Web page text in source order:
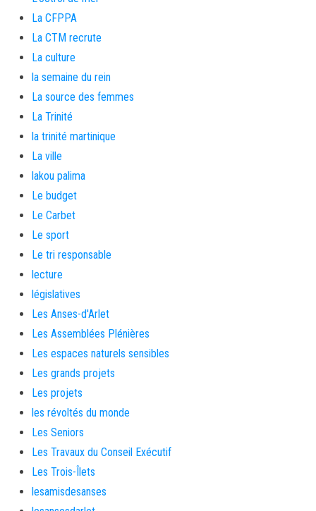
La CFPPA
La CTM recrute
La culture
la semaine du rein
La source des femmes
La Trinité
la trinité martinique
La ville
lakou palima
Le budget
Le Carbet
Le sport
Le tri responsable
lecture
législatives
Les Anses-d'Arlet
Les Assemblées Plénières
Les espaces naturels sensibles
Les grands projets
Les projets
les révoltés du monde
Les Seniors
Les Travaux du Conseil Exécutif
Les Trois-Îlets
lesamisdesanses